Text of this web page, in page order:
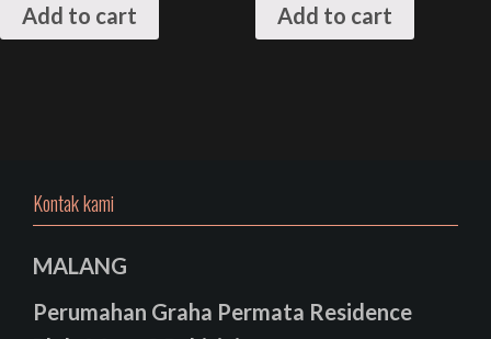
Add to cart Add to cart
Kontak kami
MALANG
Perumahan Graha Permata Residence